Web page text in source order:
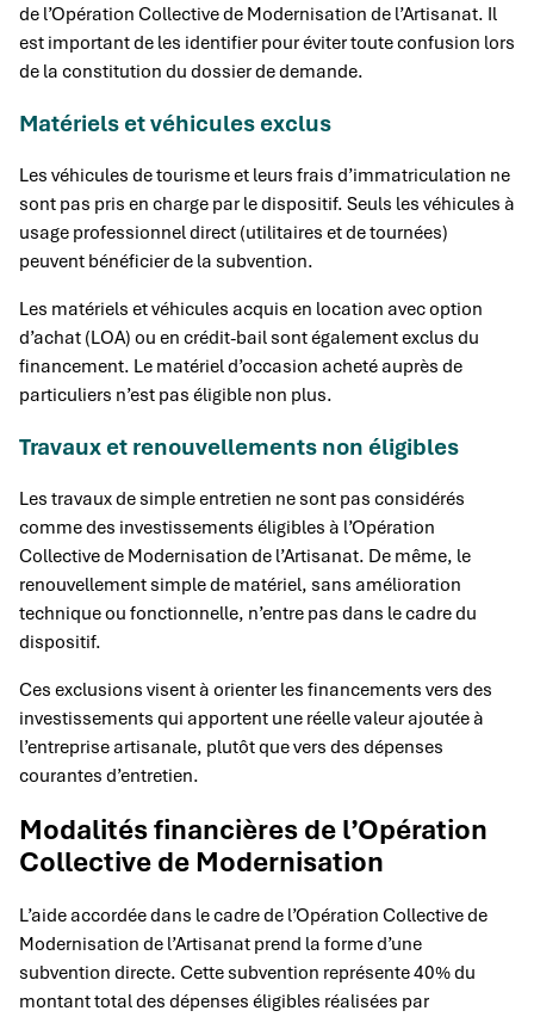
de l’Opération Collective de Modernisation de l’Artisanat. Il
est important de les identifier pour éviter toute confusion lors
de la constitution du dossier de demande.
Matériels et véhicules exclus
Les véhicules de tourisme et leurs frais d’immatriculation ne
sont pas pris en charge par le dispositif. Seuls les véhicules à
usage professionnel direct (utilitaires et de tournées)
peuvent bénéficier de la subvention.
Les matériels et véhicules acquis en location avec option
d’achat (LOA) ou en crédit-bail sont également exclus du
financement. Le matériel d’occasion acheté auprès de
particuliers n’est pas éligible non plus.
Travaux et renouvellements non éligibles
Les travaux de simple entretien ne sont pas considérés
comme des investissements éligibles à l’Opération
Collective de Modernisation de l’Artisanat. De même, le
renouvellement simple de matériel, sans amélioration
technique ou fonctionnelle, n’entre pas dans le cadre du
dispositif.
Ces exclusions visent à orienter les financements vers des
investissements qui apportent une réelle valeur ajoutée à
l’entreprise artisanale, plutôt que vers des dépenses
courantes d’entretien.
Modalités financières de l’Opération
Collective de Modernisation
L’aide accordée dans le cadre de l’Opération Collective de
Modernisation de l’Artisanat prend la forme d’une
subvention directe. Cette subvention représente 40% du
montant total des dépenses éligibles réalisées par